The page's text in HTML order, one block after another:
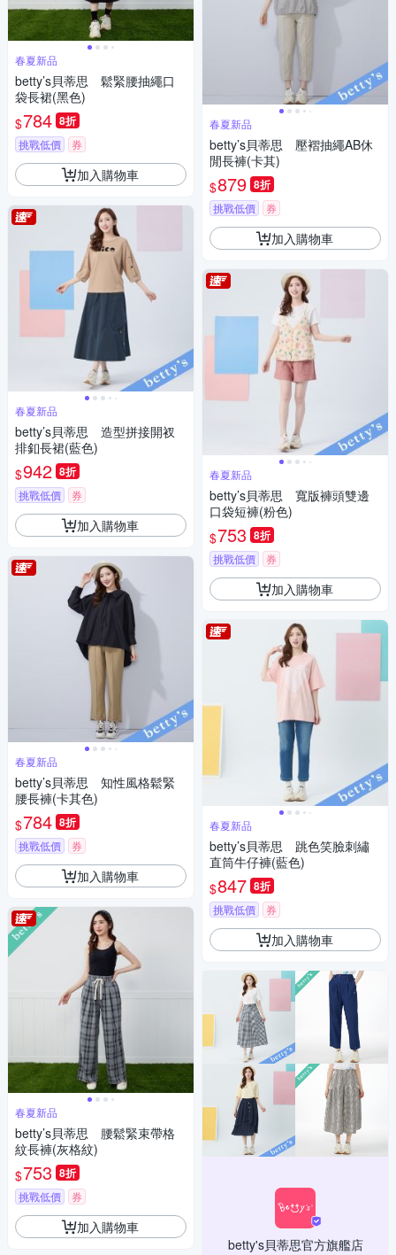
春夏新品
betty’s貝蒂思 鬆緊腰抽繩口
袋長裙(黑色)
$784 8折
挑戰低價 券
加入購物車
春夏新品
betty’s貝蒂思 造型拼接開衩
排釦長裙(藍色)
$942 8折
挑戰低價 券
加入購物車
春夏新品
betty’s貝蒂思 知性風格鬆緊
腰長褲(卡其色)
$784 8折
挑戰低價 券
加入購物車
春夏新品
betty’s貝蒂思 腰鬆緊束帶格
紋長褲(灰格紋)
$753 8折
挑戰低價 券
加入購物車
春夏新品
betty’s貝蒂思 壓褶抽繩AB休
閒長褲(卡其)
$879 8折
挑戰低價 券
加入購物車
春夏新品
betty’s貝蒂思 寬版褲頭雙邊
口袋短褲(粉色)
$753 8折
挑戰低價 券
加入購物車
春夏新品
betty’s貝蒂思 跳色笑臉刺繡
直筒牛仔褲(藍色)
$847 8折
挑戰低價 券
加入購物車
betty's貝蒂思官方旗艦店